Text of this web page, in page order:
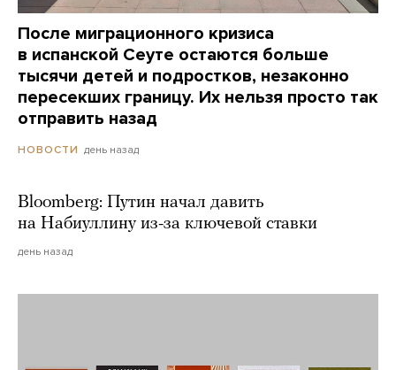
После миграционного кризиса
в испанской Сеуте остаются больше
тысячи детей и подростков, незаконно
пересекших границу. Их нельзя просто так
отправить назад
НОВОСТИ день назад
Bloomberg: Путин начал давить
на Набиуллину из-за ключевой ставки
день назад